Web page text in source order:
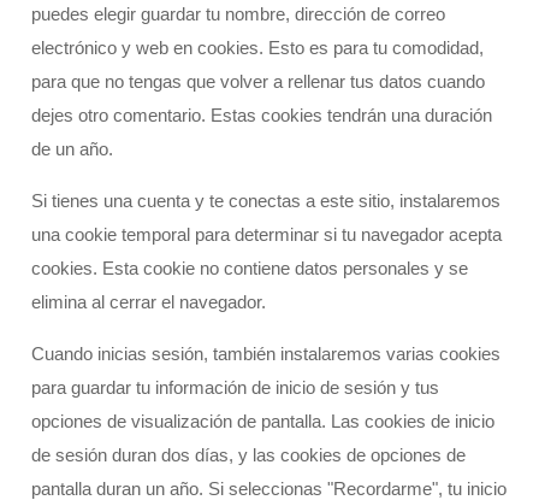
puedes elegir guardar tu nombre, dirección de correo
electrónico y web en cookies. Esto es para tu comodidad,
para que no tengas que volver a rellenar tus datos cuando
dejes otro comentario. Estas cookies tendrán una duración
de un año.
Si tienes una cuenta y te conectas a este sitio, instalaremos
una cookie temporal para determinar si tu navegador acepta
cookies. Esta cookie no contiene datos personales y se
elimina al cerrar el navegador.
Cuando inicias sesión, también instalaremos varias cookies
para guardar tu información de inicio de sesión y tus
opciones de visualización de pantalla. Las cookies de inicio
de sesión duran dos días, y las cookies de opciones de
pantalla duran un año. Si seleccionas "Recordarme", tu inicio